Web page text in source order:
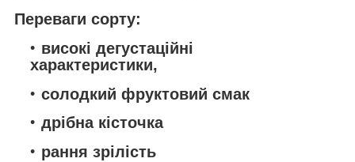
Переваги сорту:
високі дегустаційні
характеристики,
солодкий фруктовий смак
дрібна кісточка
рання зрілість